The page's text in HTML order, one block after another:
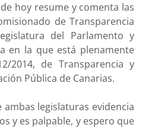
hoy resume y comenta las
de Transparencia
del Parlamento y
en la que está plenamente
2014, de Transparencia y
Pública de Canarias.
ambas legislaturas evidencia
y es palpable, y espero que